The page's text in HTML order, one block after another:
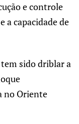
e controle
a capacidade de
sido driblar a
no Oriente